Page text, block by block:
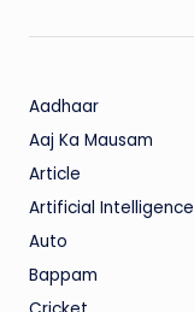
Aadhaar
Aaj Ka Mausam
Article
Artificial Intelligence
Auto
Bappam